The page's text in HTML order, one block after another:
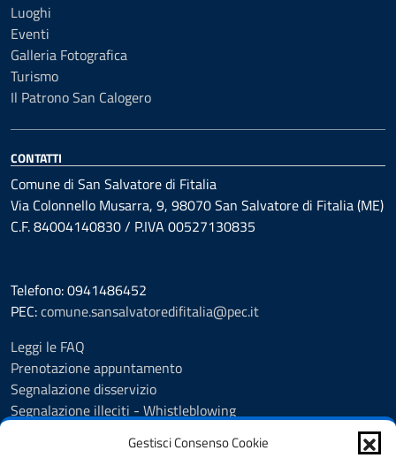
Gestisci Consenso Cookie
Luoghi
Eventi
Galleria Fotografica
Turismo
Il Patrono San Calogero
CONTATTI
Comune di San Salvatore di Fitalia
Via Colonnello Musarra, 9, 98070 San Salvatore di Fitalia (ME)
C.F. 84004140830 / P.IVA 00527130835
Telefono: 0941486452
PEC:comune.sansalvatoredifitalia@pec.it
Leggi le FAQ
Prenotazione appuntamento
Segnalazione disservizio
Segnalazione illeciti - Whistleblowing